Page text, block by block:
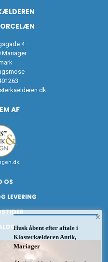
4
Mariager
AF
OS
LEVERING
×
Husk åbent efter aftale i
Klosterkælderen Antik,
Mariager